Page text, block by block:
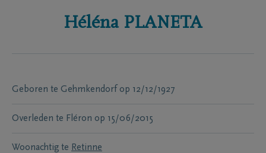
Héléna PLANETA
Geboren te Gehmkendorf op 12/12/1927
Overleden te Fléron op 15/06/2015
Woonachtig te Retinne